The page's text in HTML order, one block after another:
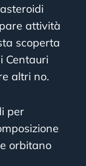
attività
scoperta
Centauri
altri no.
per
orbitano